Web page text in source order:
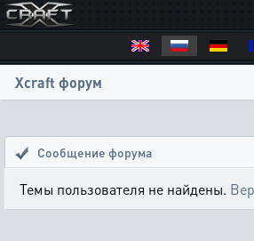
Xcraft форум
Сообщение форума
Темы пользователя не найдены.